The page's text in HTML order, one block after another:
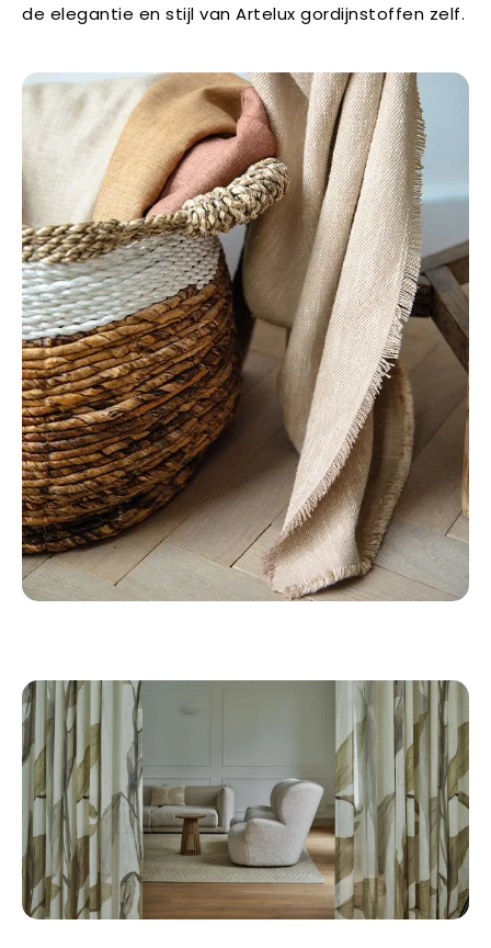
de elegantie en stijl van Artelux gordijnstoffen zelf.